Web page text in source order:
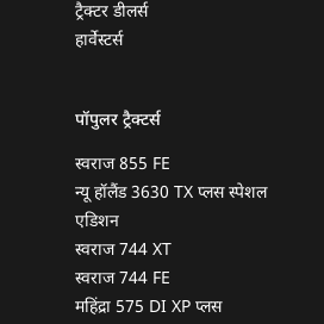
ट्रैक्टर डीलर्स
हार्वेस्टर्स
पॉपुलर ट्रैक्टर्स
स्वराज 855 FE
न्यू हॉलैंड 3630 TX प्लस स्पेशल
एडिशन
स्वराज 744 XT
स्वराज 744 FE
महिंद्रा 575 DI XP प्लस